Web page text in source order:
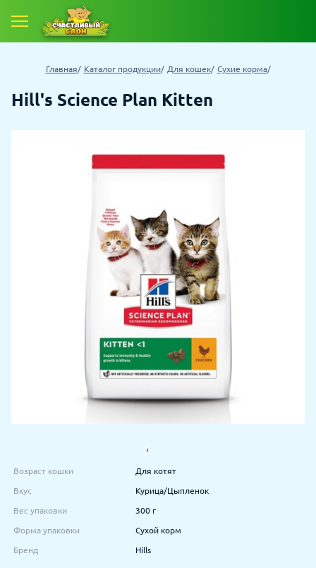
Главная Каталог продукции Для кошек Сухие корма
Hill's Science Plan Kitten
Возраст кошки Для котят
Вкус Курица/Цыпленок
Вес упаковки 300 г
Форма упаковки Сухой корм
Бренд Hills